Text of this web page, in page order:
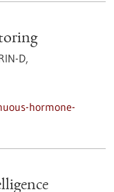
D,
hormone-